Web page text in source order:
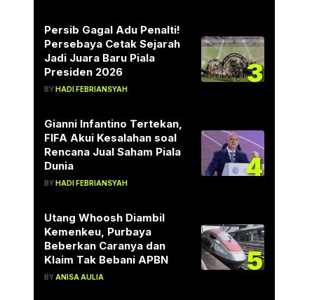
Persib Gagal Adu Penalti!
Persebaya Cetak Sejarah
Jadi Juara Baru Piala
Presiden 2026
BYHADI FEBRIANSYAH
3
Gianni Infantino Tertekan,
FIFA Akui Kesalahan soal
Rencana Jual Saham Piala
Dunia
BYHADI FEBRIANSYAH
4
Utang Whoosh Diambil
Kemenkeu, Purbaya
Beberkan Caranya dan
Klaim Tak Bebani APBN
BYANISA AULIA
5